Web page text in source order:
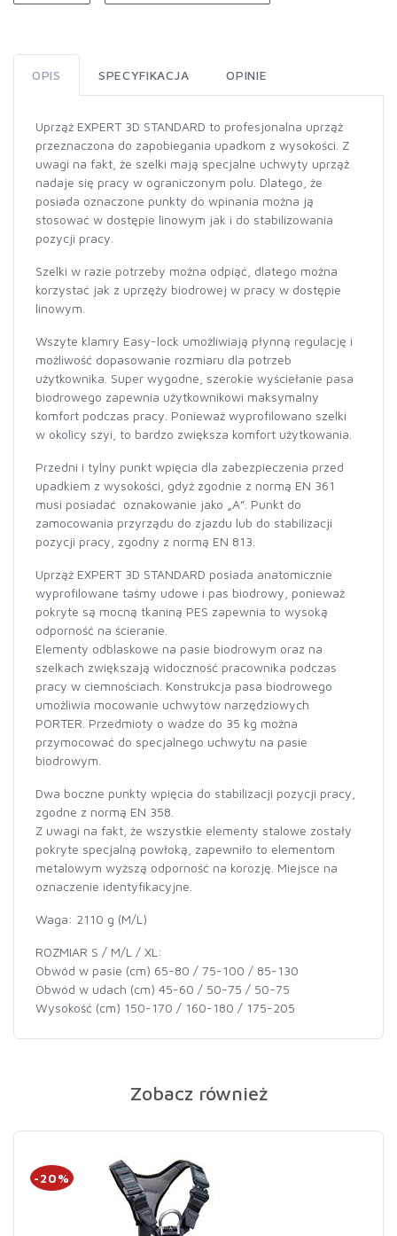
OPIS SPECYFIKACJA OPINIE
Uprząż EXPERT 3D STANDARD to profesjonalna uprząż
przeznaczona do zapobiegania upadkom z wysokości. Z
uwagi na fakt, że szelki mają specjalne uchwyty uprząż
nadaje się pracy w ograniczonym polu. Dlatego, że
posiada oznaczone punkty do wpinania można ją
stosować w dostępie linowym jak i do stabilizowania
pozycji pracy.
Szelki w razie potrzeby można odpiąć, dlatego można
korzystać jak z uprzęży biodrowej w pracy w dostępie
linowym.
Wszyte klamry Easy-lock umożliwiają płynną regulację i
możliwość dopasowanie rozmiaru dla potrzeb
użytkownika. Super wygodne, szerokie wyściełanie pasa
biodrowego zapewnia użytkownikowi maksymalny
komfort podczas pracy. Ponieważ wyprofilowano szelki
w okolicy szyi, to bardzo zwiększa komfort użytkowania.
Przedni i tylny punkt wpięcia dla zabezpieczenia przed
upadkiem z wysokości, gdyż zgodnie z normą EN 361
musi posiadać oznakowanie jako „A”. Punkt do
zamocowania przyrządu do zjazdu lub do stabilizacji
pozycji pracy, zgodny z normą EN 813.
Uprząż EXPERT 3D STANDARD posiada anatomicznie
wyprofilowane taśmy udowe i pas biodrowy, ponieważ
pokryte są mocną tkaniną PES zapewnia to wysoką
odporność na ścieranie.
Elementy odblaskowe na pasie biodrowym oraz na
szelkach zwiększają widoczność pracownika podczas
pracy w ciemnościach. Konstrukcja pasa biodrowego
umożliwia mocowanie uchwytów narzędziowych
PORTER. Przedmioty o wadze do 35 kg można
przymocować do specjalnego uchwytu na pasie
biodrowym.
Dwa boczne punkty wpięcia do stabilizacji pozycji pracy,
zgodne z normą EN 358.
Z uwagi na fakt, że wszystkie elementy stalowe zostały
pokryte specjalną powłoką, zapewniło to elementom
metalowym wyższą odporność na korozję. Miejsce na
oznaczenie identyfikacyjne.
Waga: 2110 g (M/L)
ROZMIAR S / M/L / XL:
Obwód w pasie (cm) 65-80 / 75-100 / 85-130
Obwód w udach (cm) 45-60 / 50-75 / 50-75
Wysokość (cm) 150-170 / 160-180 / 175-205
Zobacz również
-20%